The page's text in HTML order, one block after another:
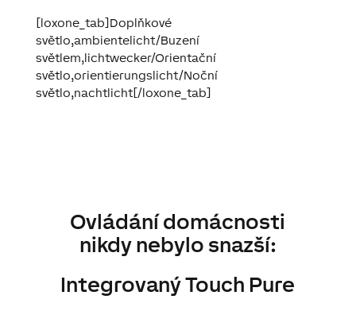
[loxone_tab]Doplňkové
světlo,ambientelicht/Buzení
světlem,lichtwecker/Orientační
světlo,orientierungslicht/Noční
světlo,nachtlicht[/loxone_tab]
Ovládání domácnosti
nikdy nebylo snazší:
Integrovaný Touch Pure